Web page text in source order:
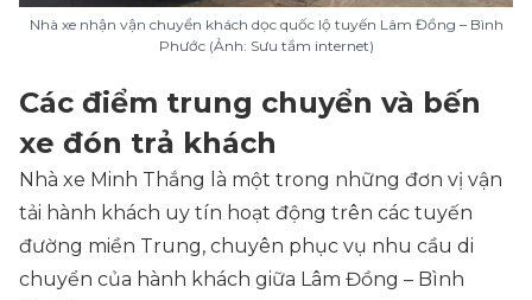
Nhà xe nhận vận chuyển khách dọc quốc lộ tuyến Lâm Đồng – Bình
Phước (Ảnh: Sưu tầm internet)
Các điểm trung chuyển và bến
xe đón trả khách
Nhà xe Minh Thắng là một trong những đơn vị vận
tải hành khách uy tín hoạt động trên các tuyến
đường miền Trung, chuyên phục vụ nhu cầu di
chuyển của hành khách giữa Lâm Đồng – Bình